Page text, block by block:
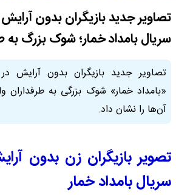
تصاویر جدید بازیگران بدون
سریال بامداد خمار؛ شوک بزرگ به
تصاویر جدید بازیگران بدون
«بامداد خمار» شوک بزرگی به طرفداران
آن‌ها را نشان داد.
تصویر بازیگران زن بدون
سریال بامداد خمار